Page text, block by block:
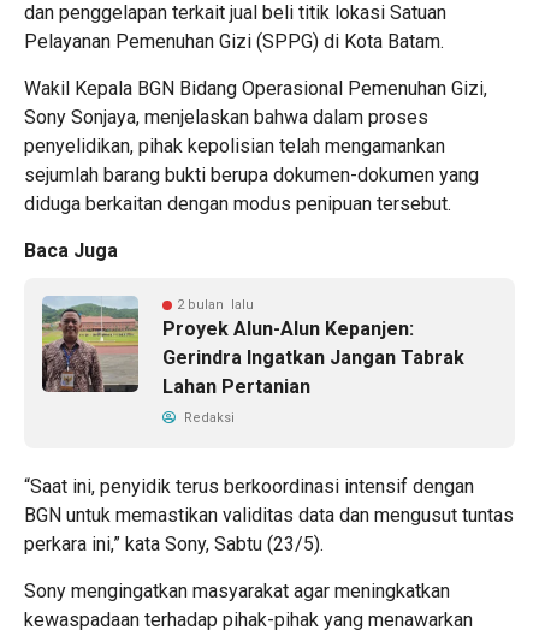
dan penggelapan terkait jual beli titik lokasi Satuan
Pelayanan Pemenuhan Gizi (SPPG) di Kota Batam.
Wakil Kepala BGN Bidang Operasional Pemenuhan Gizi,
Sony Sonjaya, menjelaskan bahwa dalam proses
penyelidikan, pihak kepolisian telah mengamankan
sejumlah barang bukti berupa dokumen-dokumen yang
diduga berkaitan dengan modus penipuan tersebut.
Baca Juga
2 bulan lalu
Proyek Alun-Alun Kepanjen:
Gerindra Ingatkan Jangan Tabrak
Lahan Pertanian
Redaksi
“Saat ini, penyidik terus berkoordinasi intensif dengan
BGN untuk memastikan validitas data dan mengusut tuntas
perkara ini,” kata Sony, Sabtu (23/5).
Sony mengingatkan masyarakat agar meningkatkan
kewaspadaan terhadap pihak-pihak yang menawarkan